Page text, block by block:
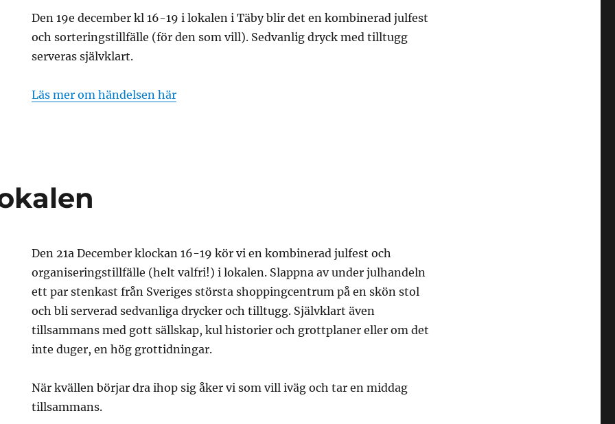
Den 19e december kl 16-19 i lokalen i Täby blir det en kombinerad julfest
och sorteringstillfälle (för den som vill). Sedvanlig dryck med tilltugg
serveras självklart.
Läs mer om händelsen här
Den 21a December klockan 16-19 kör vi en kombinerad julfest och
organiseringstillfälle (helt valfri!) i lokalen. Slappna av under julhandeln
ett par stenkast från Sveriges största shoppingcentrum på en skön stol
och bli serverad sedvanliga drycker och tilltugg. Självklart även
tillsammans med gott sällskap, kul historier och grottplaner eller om det
inte duger, en hög grottidningar.
När kvällen börjar dra ihop sig åker vi som vill iväg och tar en middag
tillsammans.